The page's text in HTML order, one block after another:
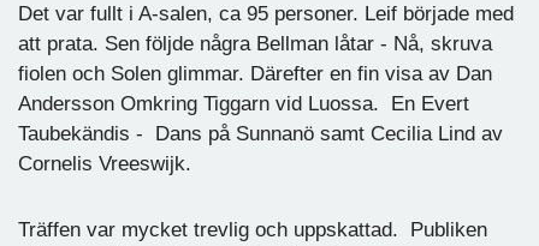
Det var fullt i A-salen, ca 95 personer. Leif började med
att prata. Sen följde några Bellman låtar - Nå, skruva
fiolen och Solen glimmar. Därefter en fin visa av Dan
Andersson Omkring Tiggarn vid Luossa. En Evert
Taubekändis - Dans på Sunnanö samt Cecilia Lind av
Cornelis Vreeswijk.
Träffen var mycket trevlig och uppskattad. Publiken